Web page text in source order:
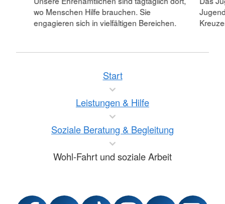
wo Menschen Hilfe brauchen. Sie
engagieren sich in vielfältigen Bereichen.
Start
Leistungen & Hilfe
Soziale Beratung & Begleitung
Wohl-Fahrt und soziale Arbeit